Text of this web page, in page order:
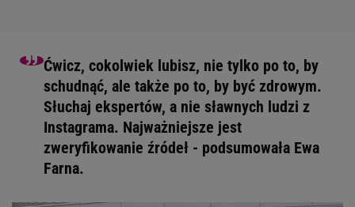
Ćwicz, cokolwiek lubisz, nie tylko po to, by
schudnąć, ale także po to, by być zdrowym.
Słuchaj ekspertów, a nie sławnych ludzi z
Instagrama. Najważniejsze jest
zweryfikowanie źródeł - podsumowała Ewa
Farna.